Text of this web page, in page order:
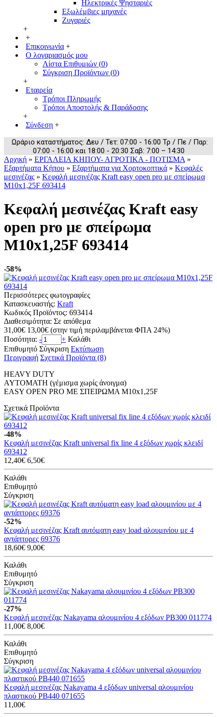
Ηλεκτρικές Ψησταριές
Εξωλέμβιες μηχανές
Ζυγαριές
+
+
Επικοινωνία +
Ο λογαριασμός μου
Λίστα Επιθυμιών (0)
Σύγκριση Προϊόντων (0)
+
Εταιρεία
Τρόποι Πληρωμής
Τρόποι Αποστολής & Παράδοσης
+
Σύνδεση +
Ωράριο καταστήματος: Δευ / Τετ: 07:00 - 16:00 Τρ / Πε / Παρ:
07:00 - 16:00 και 18:00 - 20:30 Σαβ: 7:00 – 14:30
Αρχική » ΕΡΓΑΛΕΙΑ ΚΗΠΟΥ- ΑΓΡΟΤΙΚΑ - ΠΟΤΙΣΜΑ »
Εξαρτήματα Κήπου » Εξαρτήματα για Χορτοκοπτικά » Κεφαλές
μεσινέζας » Κεφαλή μεσινέζας Kraft easy open pro με σπείρωμα
M10x1,25F 693414
Κεφαλή μεσινέζας Kraft easy
open pro με σπείρωμα
M10x1,25F 693414
-58%
Περισσότερες φωτογραφίες
Κατασκευαστής: Kraft
Κωδικός Προϊόντος: 693414
Διαθεσιμότητα: Σε απόθεμα
31,00€ 13,00€ (στην τιμή περιλαμβάνεται ΦΠΑ 24%)
Ποσότητα: - + Καλάθι
Επιθυμητό Σύγκριση Εκτύπωση
Περιγραφή Σχετικά Προϊόντα (8)
HEAVY DUTY
AYTOMATH (γέμισμα χωρίς άνοιγμα)
EASY OPEN PRO ΜΕ ΣΠΕΙΡΩΜΑ M10x1,25F
Σχετικά Προϊόντα
-48%
Κεφαλή μεσινέζας Kraft universal fix line 4 εξόδων χωρίς κλειδί
693412
12,40€ 6,50€
Καλάθι
Επιθυμητό
Σύγκριση
-52%
Κεφαλή μεσινέζας Kraft αυτόματη easy load αλουμινίου με 4
αντάπτορες 69376
18,60€ 9,00€
Καλάθι
Επιθυμητό
Σύγκριση
-27%
Κεφαλή μεσινέζας Nakayama αλουμινίου 4 εξόδων PB300 011774
11,00€ 8,00€
Καλάθι
Επιθυμητό
Σύγκριση
Κεφαλή μεσινέζας Nakayama 4 εξόδων universal αλουμινίου
πλαστικού PB440 071655
11,00€